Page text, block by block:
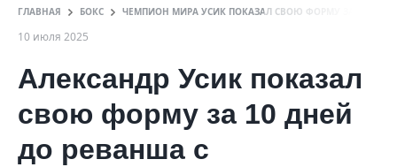
ГЛАВНАЯ БОКС ЧЕМПИОН МИРА УСИК ПОКАЗАЛ СВОЮ ФОРМУ ЗА 10
10 июля 2025
Александр Усик показал
свою форму за 10 дней
до реванша с